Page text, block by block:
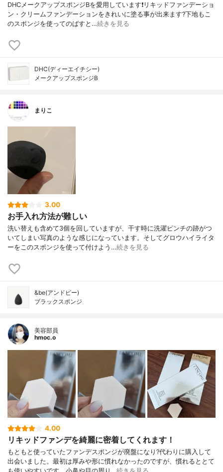
DHCメークアップスポンジBを愛用しています❗️リキッドファンデーショ
ン・クリームファンデーションをきれいに塗る事が出来ます?下地もこ
のスポンジを使ってのばすと…続きを見る
DHC(ディーエイチシー)
メークアップスポンジB
まりこ
3.00
お手入れ方法が難しい
洗い替えも含めて3個を回していますが、干す時に洗濯ピンチの跡がつ
いてしまい写真のような感じになっています。そしてグロウハイライタ
ーをこのスポンジを使って付けよう…続きを見る
&be(アンドビー)
ブラックスポンジ
美容部員
hmoc.o
4.00
リキッドファンデを綺麗に密着してくれます！
もともと使っていたファンデスポンジが廃盤になり?代わりに購入して
出会いました。最初は厚みや形に慣れなかったのですが、慣れるととて